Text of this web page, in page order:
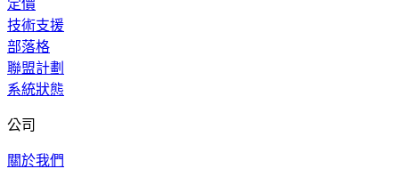
定價
技術支援
部落格
聯盟計劃
系統狀態
公司
關於我們